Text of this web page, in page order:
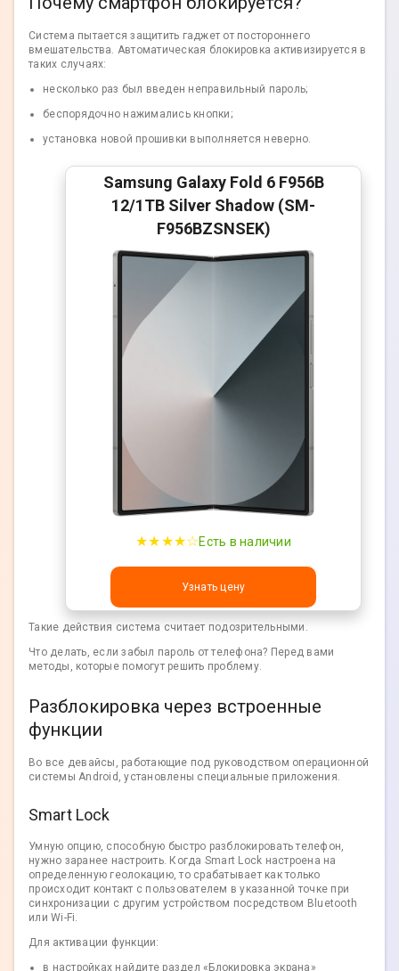
Система пытается защитить гаджет от постороннего
вмешательства. Автоматическая блокировка активизируется в
таких случаях:
несколько раз был введен неправильный пароль;
беспорядочно нажимались кнопки;
установка новой прошивки выполняется неверно.
Samsung Galaxy Fold 6 F956B
12/1TB Silver Shadow (SM-
F956BZSNSEK)
★★★★☆Есть в наличии
Узнать цену
Такие действия система считает подозрительными.
Что делать, если забыл пароль от телефона? Перед вами
методы, которые помогут решить проблему.
Разблокировка через встроенные
функции
Во все девайсы, работающие под руководством операционной
системы Android, установлены специальные приложения.
Smart Lock
Умную опцию, способную быстро разблокировать телефон,
нужно заранее настроить. Когда Smart Lock настроена на
определенную геолокацию, то срабатывает как только
происходит контакт с пользователем в указанной точке при
синхронизации с другим устройством посредством Bluetooth
или Wi-Fi.
Для активации функции:
в настройках найдите раздел «Блокировка экрана»